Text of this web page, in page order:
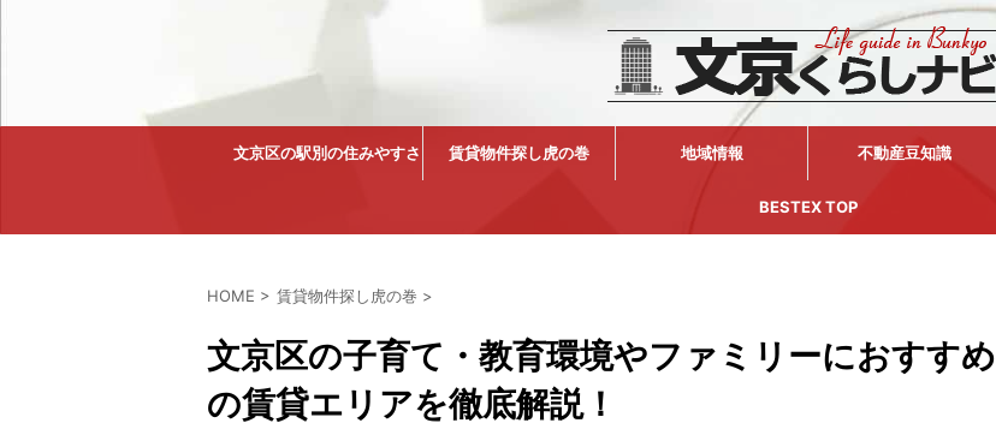
文京区の駅別の住みやすさ 賃貸物件探し虎の巻 地域情報 不動産豆知識
BESTEX TOP
HOME > 賃貸物件探し虎の巻 >
文京区の子育て・教育環境やファミリーにおすすめ
の賃貸エリアを徹底解説！